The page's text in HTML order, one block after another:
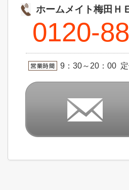
ホームメイト梅田
0120-
9：30～20：00